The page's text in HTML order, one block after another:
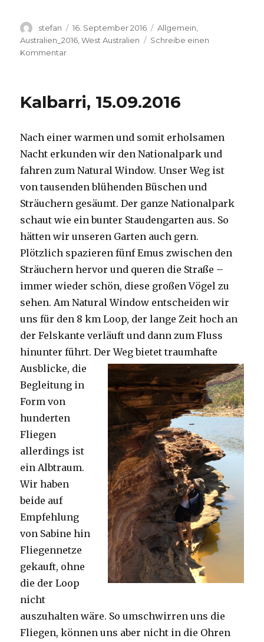
Autor
stefan
Veröffentlicht
am
16. September 2016 Kategorien
Allgemein
Australien_2016 ,West Australien
Schreibe einen
Kommentarzu
Kalbarri, 15.09.2016
Nach einer warmen und somit erholsamen
Nacht erkunden wir den Nationalpark und
fahren zum Natural Window. Unser Weg ist
von tausenden blühenden Büschen und
Sträuchern gesäumt. Der ganze Nationalpark
schaut wie ein bunter Staudengarten aus. So
hätten wir unseren Garten auch gern.
Plötzlich spazieren fünf Emus zwischen den
Sträuchern hervor und queren die Straße –
immer wieder schön, diese großen Vögel zu
sehen. Am Natural Window entscheiden wir
uns für den 8 km Loop, der lange Zeit hoch an
der Felskante verläuft und dann zum Fluss
hinunter führt. Der Weg bietet traumhafte
Ausblicke, die
Begleitung in
Form von
hunderten
Fliegen
allerdings ist
ein Albtraum.
Wir haben
beide auf
Empfehlung
von Sabine hin
Fliegennetze
gekauft, ohne
die der Loop
nicht
auszuhalten wäre. So umschwirren uns die
Fliegen, können uns aber nicht in die Ohren